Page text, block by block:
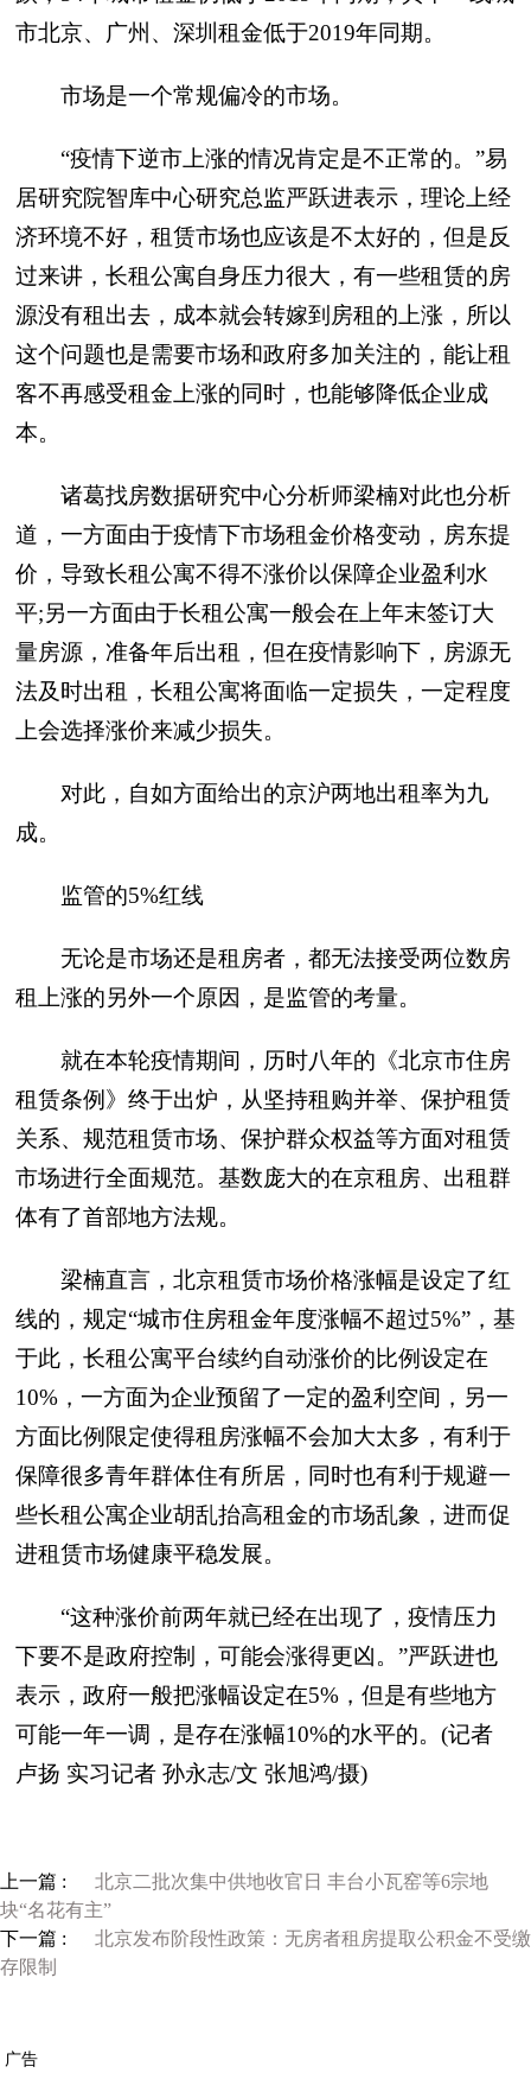
市北京、广州、深圳租金低于2019年同期。
市场是一个常规偏冷的市场。
“疫情下逆市上涨的情况肯定是不正常的。”易
居研究院智库中心研究总监严跃进表示，理论上经
济环境不好，租赁市场也应该是不太好的，但是反
过来讲，长租公寓自身压力很大，有一些租赁的房
源没有租出去，成本就会转嫁到房租的上涨，所以
这个问题也是需要市场和政府多加关注的，能让租
客不再感受租金上涨的同时，也能够降低企业成
本。
诸葛找房数据研究中心分析师梁楠对此也分析
道，一方面由于疫情下市场租金价格变动，房东提
价，导致长租公寓不得不涨价以保障企业盈利水
平;另一方面由于长租公寓一般会在上年末签订大
量房源，准备年后出租，但在疫情影响下，房源无
法及时出租，长租公寓将面临一定损失，一定程度
上会选择涨价来减少损失。
对此，自如方面给出的京沪两地出租率为九
成。
监管的5%红线
无论是市场还是租房者，都无法接受两位数房
租上涨的另外一个原因，是监管的考量。
就在本轮疫情期间，历时八年的《北京市住房
租赁条例》终于出炉，从坚持租购并举、保护租赁
关系、规范租赁市场、保护群众权益等方面对租赁
市场进行全面规范。基数庞大的在京租房、出租群
体有了首部地方法规。
梁楠直言，北京租赁市场价格涨幅是设定了红
线的，规定“城市住房租金年度涨幅不超过5%”，基
于此，长租公寓平台续约自动涨价的比例设定在
10%，一方面为企业预留了一定的盈利空间，另一
方面比例限定使得租房涨幅不会加大太多，有利于
保障很多青年群体住有所居，同时也有利于规避一
些长租公寓企业胡乱抬高租金的市场乱象，进而促
进租赁市场健康平稳发展。
“这种涨价前两年就已经在出现了，疫情压力
下要不是政府控制，可能会涨得更凶。”严跃进也
表示，政府一般把涨幅设定在5%，但是有些地方
可能一年一调，是存在涨幅10%的水平的。(记者
卢扬 实习记者 孙永志/文 张旭鸿/摄)
上一篇 :
北京二批次集中供地收官日 丰台小瓦窑等6宗地
块“名花有主”
下一篇 :
北京发布阶段性政策：无房者租房提取公积金不受缴
存限制
广告